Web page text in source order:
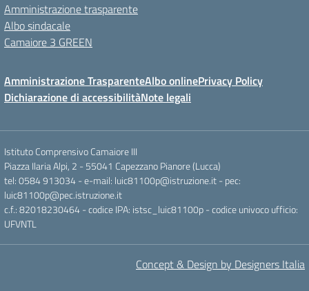
Amministrazione trasparente
Albo sindacale
Camaiore 3 GREEN
Amministrazione TrasparenteAlbo onlinePrivacy Policy
Dichiarazione di accessibilitàNote legali
Istituto Comprensivo Camaiore III
Piazza Ilaria Alpi, 2 - 55041 Capezzano Pianore (Lucca)
tel: 0584 913034 - e-mail: luic81100p@istruzione.it - pec:
luic81100p@pec.istruzione.it
c.f.: 82018230464 - codice IPA: istsc_luic81100p - codice univoco ufficio:
UFVNTL
Concept & Design by Designers Italia